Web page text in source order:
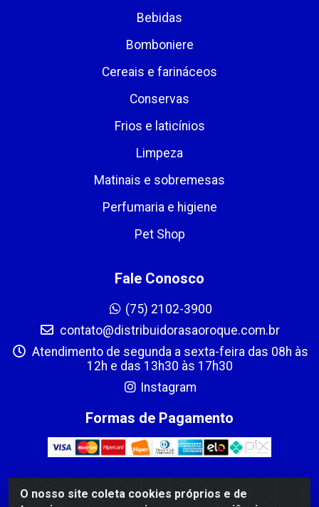
O nosso site coleta cookies próprios e de
Bebidas
Bomboniere
Cereais e farináceos
Conservas
Frios e laticínios
Limpeza
Matinais e sobremesas
Perfumaria e higiene
Pet Shop
Fale Conosco
(75) 2102-3900
contato@distribuidorasaoroque.com.br
Atendimento de segunda a sexta-feira das 08h às
12h e das 13h30 às 17h30
Instagram
Formas de Pagamento
DIST DE PROD ALIM SÃO ROQUE LTDA - AVENIDA PROBAHIA,